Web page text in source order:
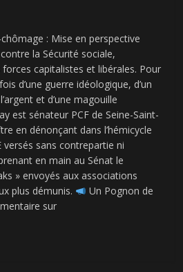
: Mise en perspective
la Sécurité sociale,
capitalistes et libérales. Pour
d’une guerre idéologique, d’un
et d’une magouille
est sénateur PCF de Seine-Saint-
en dénonçant dans l’hémicycle
versés sans contrepartie ni
en main au Sénat le
» envoyés aux associations
plus démunis.
Un Pognon de
sur